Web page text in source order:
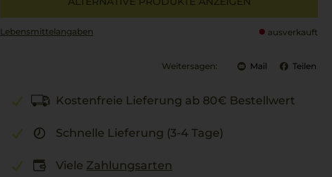
Lebensmittel­angaben ausverkauft
Weitersagen: Mail Teilen
Kostenfreie Lieferung ab 80€ Bestellwert
Schnelle Lieferung (3-4 Tage)
Viele Zahlungsarten